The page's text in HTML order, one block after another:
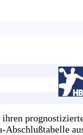
ihren
Abschlußtabelle